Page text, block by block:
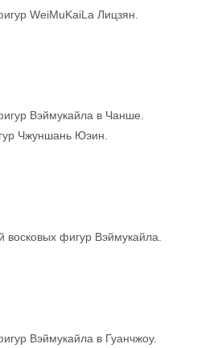
WeiMuKaiLa Лицзян.
Вэймукайла в Чанше.
Чжуншань Юэин.
восковых фигур Вэймукайла.
Вэймукайла в Гуанчжоу.